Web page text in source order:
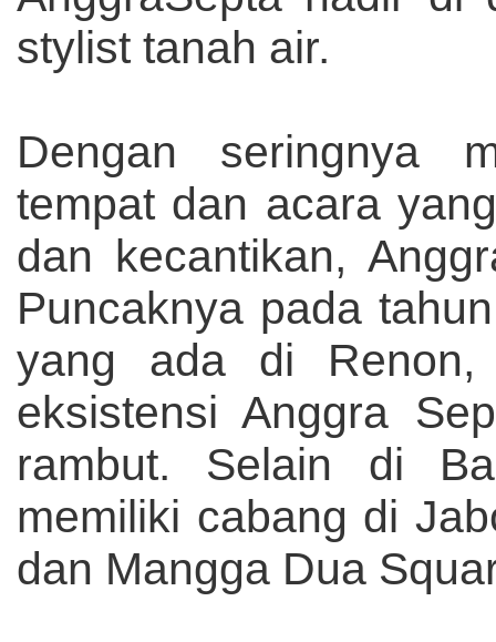
stylist tanah air.
Dengan seringnya
tempat dan acara
dan kecantikan,
Puncaknya pada
yang ada di Renon,
eksistensi Anggra
rambut. Selain di
memiliki cabang di
dan Mangga Dua